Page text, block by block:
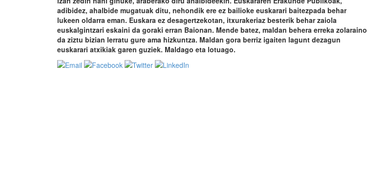
adibidez, ahalbide mugatuak ditu, nehondik ere ez bailioke euskarari baitezpada behar
lukeen oldarra eman. Euskara ez desagertzekotan, itxurakeriaz besterik behar zaiola
euskalgintzari eskaini da goraki erran Baionan. Mende batez, maldan behera erreka zolaraino
da ziztu bizian lerratu gure ama hizkuntza. Maldan gora berriz igaiten lagunt dezagun
euskarari atxikiak garen guziek. Maldago eta lotuago.